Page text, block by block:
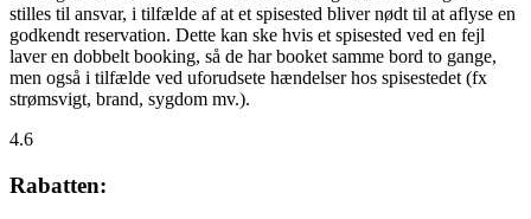
stilles til ansvar, i tilfælde af at et spisested bliver nødt til at aflyse en
godkendt reservation. Dette kan ske hvis et spisested ved en fejl
laver en dobbelt booking, så de har booket samme bord to gange,
men også i tilfælde ved uforudsete hændelser hos spisestedet (fx
strømsvigt, brand, sygdom mv.).
4.6
Rabatten: